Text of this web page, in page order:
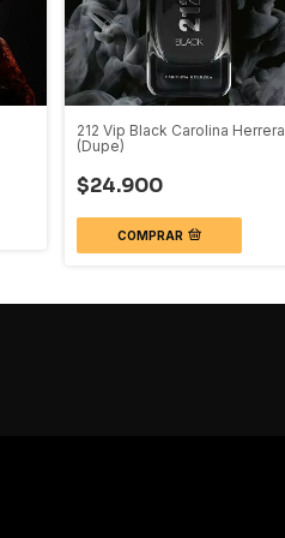
212 Vip Black Carolina Herrera
(Dupe)
$24.900
COMPRAR